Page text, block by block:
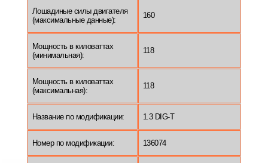
Лошадиные силы двигателя
(максимальные данные):
160
Мощность в киловаттах
(минимальная):
118
Мощность в киловаттах
(максимальная):
118
Название по модификации: 1.3 DIG-T
Номер по модификации: 136074